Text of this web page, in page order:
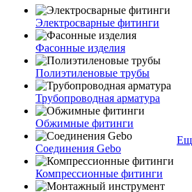
Электросварные фитинги
Фасонные изделия
Полиэтиленовые трубы
Трубопроводная арматура
Обжимные фитинги
Соединения Gebo
Компрессионные фитинги